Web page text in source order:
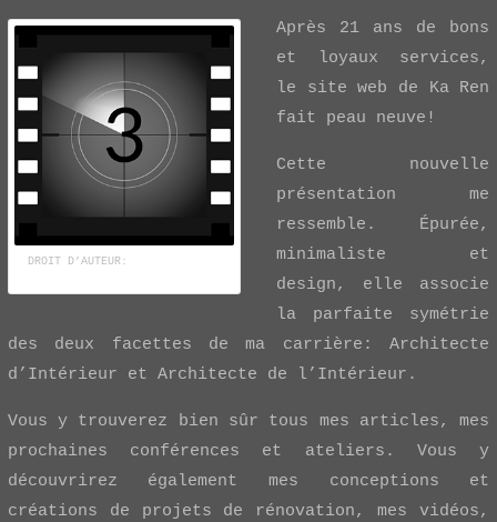
DROIT D’AUTEUR:
Après 21 ans de bons
et loyaux services,
le site web de Ka Ren
fait peau neuve!
Cette nouvelle
présentation me
ressemble. Épurée,
minimaliste et
design, elle associe
la parfaite symétrie
des deux facettes de ma carrière: Architecte
d’Intérieur et Architecte de l’Intérieur.
Vous y trouverez bien sûr tous mes articles, mes
prochaines conférences et ateliers. Vous y
découvrirez également mes conceptions et
créations de projets de rénovation, mes vidéos,